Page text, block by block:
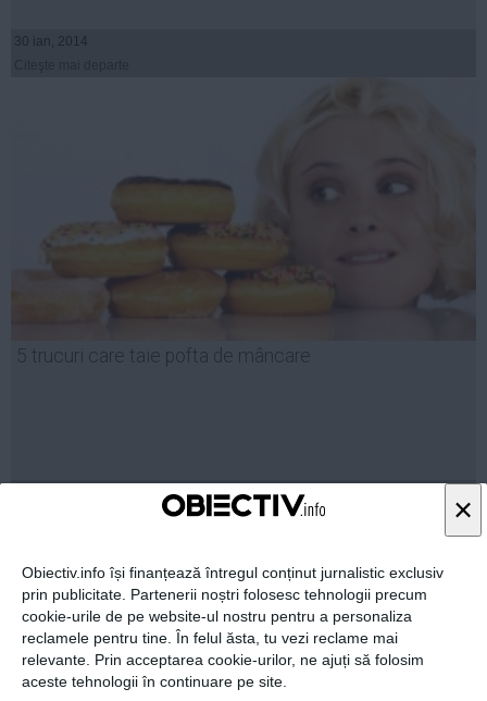
×
Obiectiv.info își finanțează întregul conținut jurnalistic exclusiv
prin publicitate. Partenerii noștri folosesc tehnologii precum
cookie-urile de pe website-ul nostru pentru a personaliza
reclamele pentru tine. În felul ăsta, tu vezi reclame mai
relevante. Prin acceptarea cookie-urilor, ne ajuți să folosim
aceste tehnologii în continuare pe site.
30 ian, 2014
5 trucuri care taie pofta de mâncare